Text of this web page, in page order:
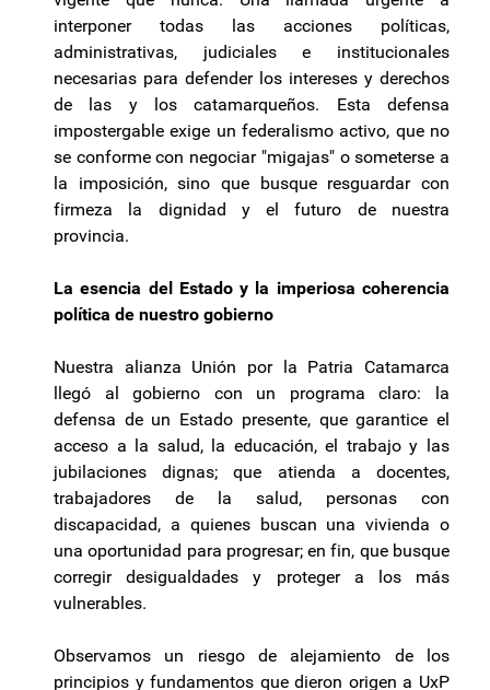
interponer todas las acciones políticas,
administrativas, judiciales e institucionales
necesarias para defender los intereses y derechos
de las y los catamarqueños. Esta defensa
impostergable exige un federalismo activo, que no
se conforme con negociar "migajas" o someterse a
la imposición, sino que busque resguardar con
firmeza la dignidad y el futuro de nuestra
provincia.
La esencia del Estado y la imperiosa coherencia
política de nuestro gobierno
Nuestra alianza Unión por la Patria Catamarca
llegó al gobierno con un programa claro: la
defensa de un Estado presente, que garantice el
acceso a la salud, la educación, el trabajo y las
jubilaciones dignas; que atienda a docentes,
trabajadores de la salud, personas con
discapacidad, a quienes buscan una vivienda o
una oportunidad para progresar; en fin, que busque
corregir desigualdades y proteger a los más
vulnerables.
Observamos un riesgo de alejamiento de los
principios y fundamentos que dieron origen a UxP